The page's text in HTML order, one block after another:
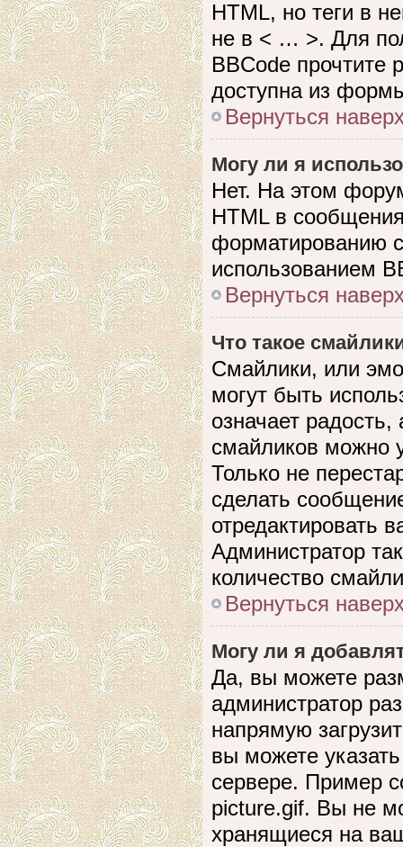
HTML, но теги в
не в < … >. Для
BBCode прочтите
доступна из
Вернуться
Могу ли я
Нет. На этом
HTML в
форматированию
использованием
Вернуться
Что такое
Смайлики, или
могут быть
означает
смайликов можно
Только не
сделать
отредактировать
Администратор
количество
Вернуться
Могу ли я
Да, вы можете
администратор
напрямую
вы можете
сервере. Пример
picture.gif. Вы не
хранящиеся на